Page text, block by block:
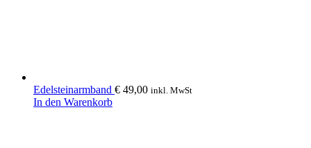
Edelsteinarmband € 49,00 inkl. MwSt
In den Warenkorb